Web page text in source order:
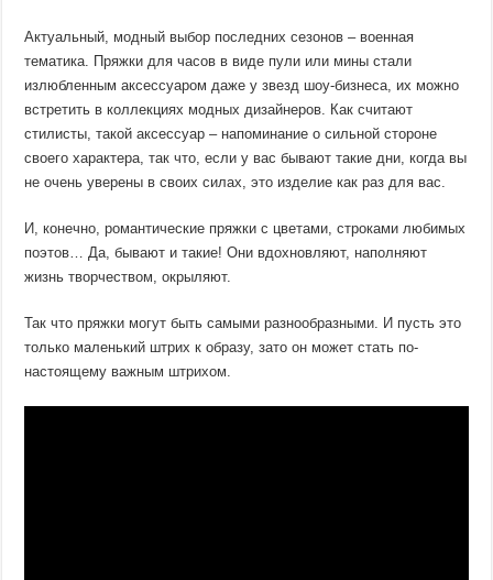
Актуальный, модный выбор последних сезонов – военная
тематика. Пряжки для часов в виде пули или мины стали
излюбленным аксессуаром даже у звезд шоу-бизнеса, их можно
встретить в коллекциях модных дизайнеров. Как считают
стилисты, такой аксессуар – напоминание о сильной стороне
своего характера, так что, если у вас бывают такие дни, когда вы
не очень уверены в своих силах, это изделие как раз для вас.
И, конечно, романтические пряжки с цветами, строками любимых
поэтов… Да, бывают и такие! Они вдохновляют, наполняют
жизнь творчеством, окрыляют.
Так что пряжки могут быть самыми разнообразными. И пусть это
только маленький штрих к образу, зато он может стать по-
настоящему важным штрихом.